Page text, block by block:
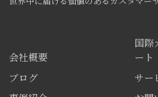
会社概要
国際
ート
ブログ
サー